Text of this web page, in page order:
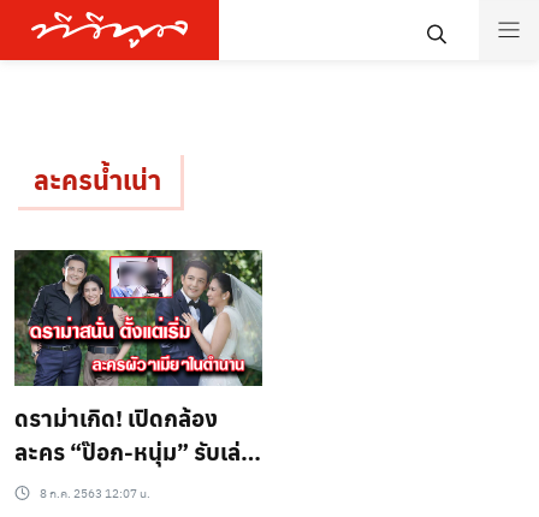
ละครน้ำเน่า
ดราม่าเกิด! เปิดกล้อง
ละคร “ป๊อก-หนุ่ม” รับเล่น
เรื่อง “บังเกิดเกล้า”
8 ก.ค. 2563 12:07 น.